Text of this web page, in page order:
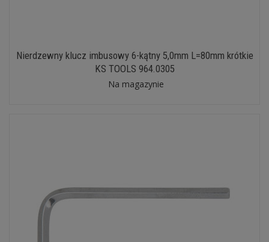
Nierdzewny klucz imbusowy 6-kątny 5,0mm L=80mm krótkie
KS TOOLS 964.0305
Na magazynie